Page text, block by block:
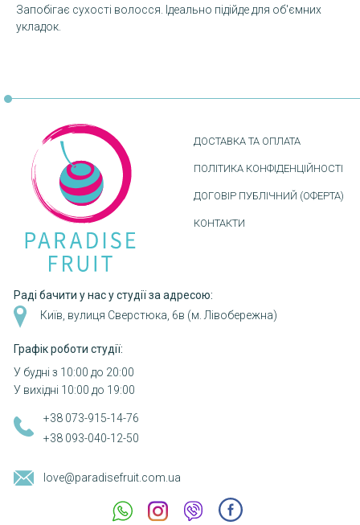
Запобігає сухості волосся. Ідеально підійде для об'ємних
укладок.
ДОСТАВКА ТА ОПЛАТА
ПОЛІТИКА КОНФІДЕНЦІЙНОСТІ
ДОГОВІР ПУБЛІЧНИЙ (ОФЕРТА)
КОНТАКТИ
Раді бачити у нас у студії за адресою:
Київ, вулиця Сверстюка, 6в (м. Лівобережна)
Графік роботи студії:
У будні з 10:00 до 20:00
У вихідні 10:00 до 19:00
+38 073-915-14-76
+38 093-040-12-50
love@paradisefruit.com.ua